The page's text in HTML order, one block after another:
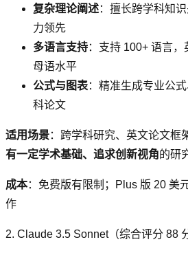
复杂理论阐述：擅长跨学科知
力领先
多语言支持：支持 100+ 语言
母语水平
公式与图表：精准生成专业公
科论文
适用场景：跨学科研究、英文论文框
有一定学术基础、追求创新视角的研
成本：免费版有限制；Plus 版 20 美
作
2. Claude 3.5 Sonnet（综合评分 88